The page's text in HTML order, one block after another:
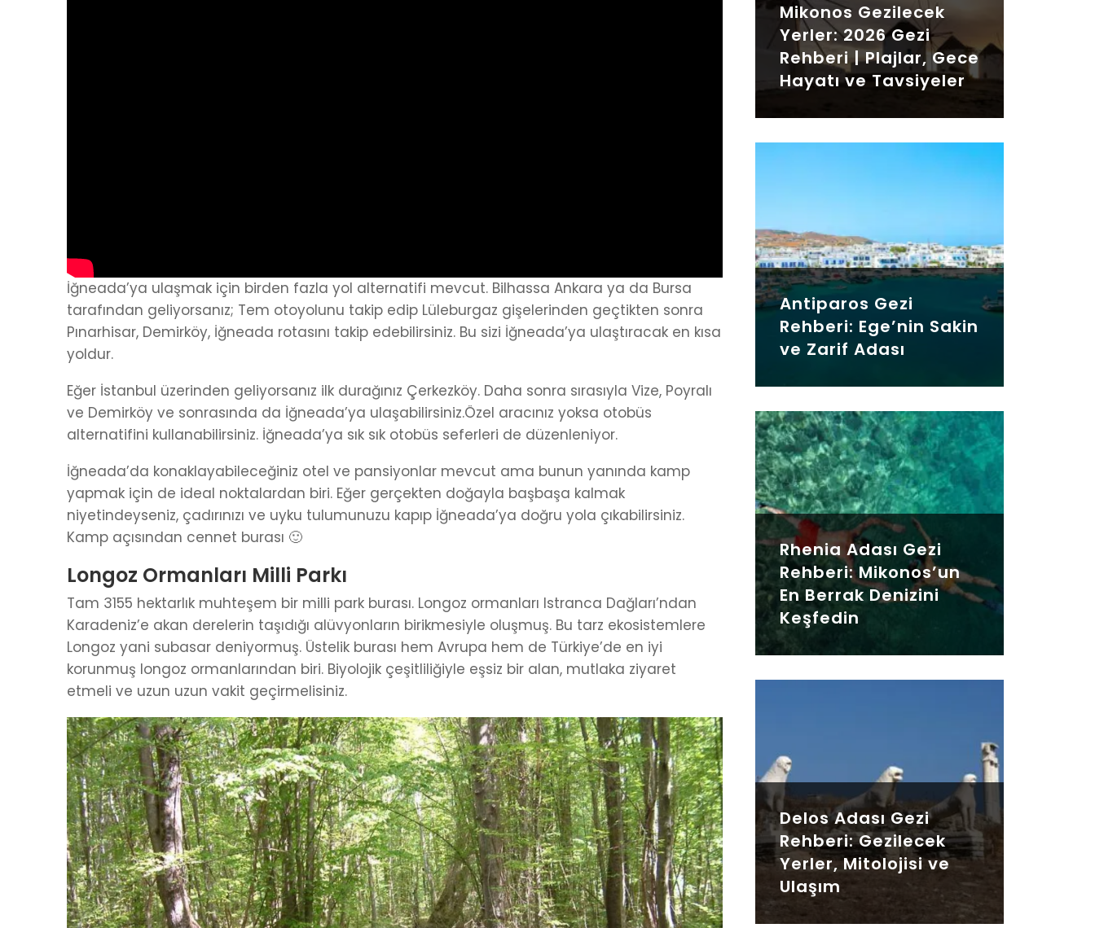
İğneada’ya ulaşmak için birden fazla yol alternatifi mevcut. Bilhassa Ankara ya da Bursa
tarafından geliyorsanız; Tem otoyolunu takip edip Lüleburgaz gişelerinden geçtikten sonra
Pınarhisar, Demirköy, İğneada rotasını takip edebilirsiniz. Bu sizi İğneada’ya ulaştıracak en kısa
yoldur.
Eğer İstanbul üzerinden geliyorsanız ilk durağınız Çerkezköy. Daha sonra sırasıyla Vize, Poyralı
ve Demirköy ve sonrasında da İğneada’ya ulaşabilirsiniz.Özel aracınız yoksa otobüs
alternatifini kullanabilirsiniz. İğneada’ya sık sık otobüs seferleri de düzenleniyor.
İğneada’da konaklayabileceğiniz otel ve pansiyonlar mevcut ama bunun yanında kamp
yapmak için de ideal noktalardan biri. Eğer gerçekten doğayla başbaşa kalmak
niyetindeyseniz, çadırınızı ve uyku tulumunuzu kapıp İğneada’ya doğru yola çıkabilirsiniz.
Kamp açısından cennet burası 🙂
Longoz Ormanları Milli Parkı
Tam 3155 hektarlık muhteşem bir milli park burası. Longoz ormanları Istranca Dağları’ndan
Karadeniz’e akan derelerin taşıdığı alüvyonların birikmesiyle oluşmuş. Bu tarz ekosistemlere
Longoz yani subasar deniyormuş. Üstelik burası hem Avrupa hem de Türkiye’de en iyi
korunmuş longoz ormanlarından biri. Biyolojik çeşitliliğiyle eşsiz bir alan, mutlaka ziyaret
etmeli ve uzun uzun vakit geçirmelisiniz.
Mikonos Gezilecek
Yerler: 2026 Gezi
Rehberi | Plajlar, Gece
Hayatı ve Tavsiyeler
Antiparos Gezi
Rehberi: Ege’nin Sakin
ve Zarif Adası
Rhenia Adası Gezi
Rehberi: Mikonos’un
En Berrak Denizini
Keşfedin
Delos Adası Gezi
Rehberi: Gezilecek
Yerler, Mitolojisi ve
Ulaşım